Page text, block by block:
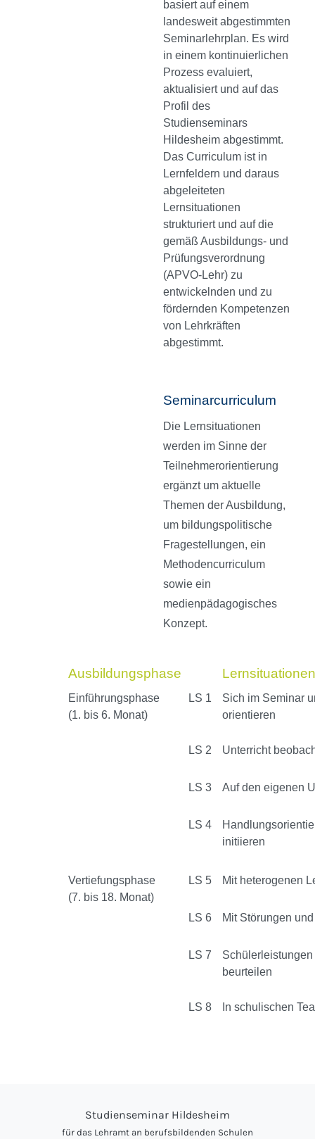
basiert auf einem
landesweit abgestimmten
Seminarlehrplan. Es wird
in einem kontinuierlichen
Prozess evaluiert,
aktualisiert und auf das
Profil des
Studienseminars
Hildesheim abgestimmt.
Das Curriculum ist in
Lernfeldern und daraus
abgeleiteten
Lernsituationen
strukturiert und auf die
gemäß Ausbildungs- und
Prüfungsverordnung
(APVO-Lehr) zu
entwickelnden und zu
fördernden Kompetenzen
von Lehrkräften
abgestimmt.
Seminarcurriculum
Die Lernsituationen
werden im Sinne der
Teilnehmerorientierung
ergänzt um aktuelle
Themen der Ausbildung,
um bildungspolitische
Fragestellungen, ein
Methodencurriculum
sowie ein
medienpädagogisches
Konzept.
Ausbildungsphase Lernsituationen
Einführungsphase
(1. bis 6. Monat)
LS 1
Sich im Seminar
orientieren
LS 2 Unterricht
LS 3 Auf den eigenen
LS 4
initiieren
Vertiefungsphase
(7. bis 18. Monat)
LS 5 Mit heterogenen
LS 6 Mit Störungen
LS 7
beurteilen
LS 8 In schulischen
Studienseminar Hildesheim
für das Lehramt an berufsbildenden Schulen